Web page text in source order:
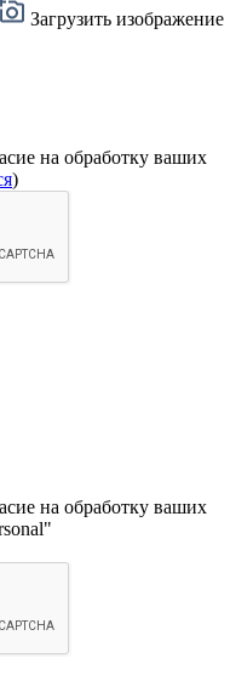
Загрузить изображение
на обработку ваших
)
на обработку ваших